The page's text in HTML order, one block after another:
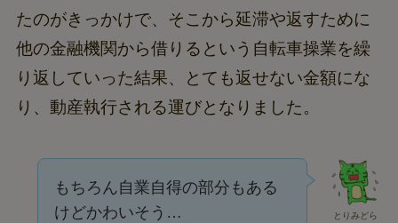
たのがきっかけで、そこから延滞や返すために
他の金融機関から借りるという自転車操業を繰
り返していった結果、とても返せない金額にな
り、動産執行される運びとなりました。
とりみどら
もちろん自業自得の部分もある
けどかわいそう…